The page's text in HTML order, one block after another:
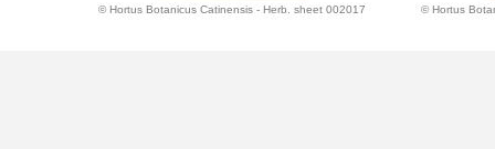
© Hortus Botanicus Catinensis - Herb. sheet 002017 © Hortus